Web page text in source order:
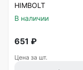
HIMBOLT
В наличии
651 ₽
Цена за шт.